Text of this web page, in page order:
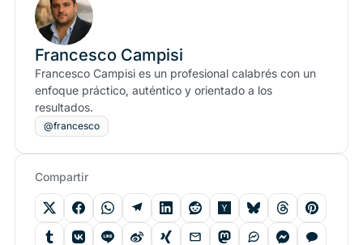
Francesco Campisi
Francesco Campisi es un profesional calabrés con un
enfoque práctico, auténtico y orientado a los
resultados.
@francesco
Compartir